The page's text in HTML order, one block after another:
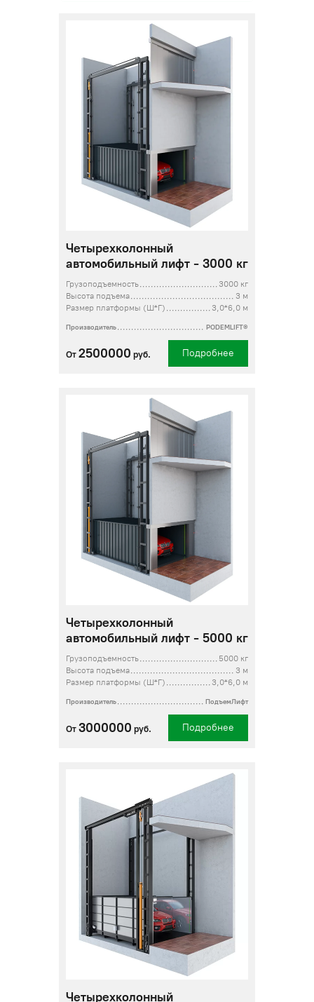
Четырехколонный
автомобильный лифт - 3000 кг
Грузоподъемность
3000 кг
Высота подъема
3 м
Размер платформы (Ш*Г)
3,0*6,0 м
Производитель PODEMLIFT®
От 2500000 руб. Подробнее
Четырехколонный
автомобильный лифт - 5000 кг
Грузоподъемность
5000 кг
Высота подъема
3 м
Размер платформы (Ш*Г)
3,0*6,0 м
Производитель ПодъемЛифт
От 3000000 руб. Подробнее
Четырехколонный